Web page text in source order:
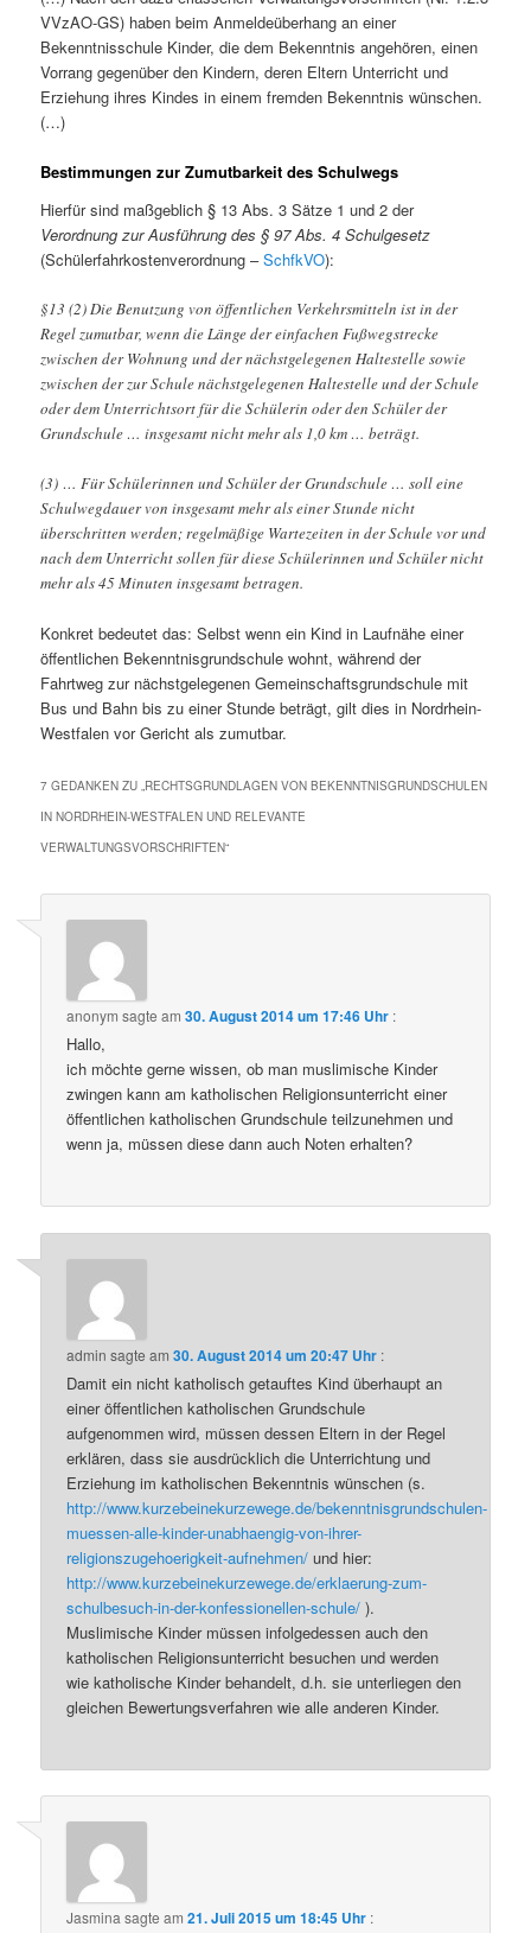
VVzAO-GS) haben beim Anmeldeüberhang an einer
Bekenntnisschule Kinder, die dem Bekenntnis angehören, einen
Vorrang gegenüber den Kindern, deren Eltern Unterricht und
Erziehung ihres Kindes in einem fremden Bekenntnis wünschen.
(…)
Bestimmungen zur Zumutbarkeit des Schulwegs
Hierfür sind maßgeblich § 13 Abs. 3 Sätze 1 und 2 der
Verordnung zur Ausführung des § 97 Abs. 4 Schulgesetz
(Schülerfahrkostenverordnung –SchfkVO):
§13 (2) Die Benutzung von öffentlichen Verkehrsmitteln ist in der
Regel zumutbar, wenn die Länge der einfachen Fußwegstrecke
zwischen der Wohnung und der nächstgelegenen Haltestelle sowie
zwischen der zur Schule nächstgelegenen Haltestelle und der Schule
oder dem Unterrichtsort für die Schülerin oder den Schüler der
Grundschule … insgesamt nicht mehr als 1,0 km … beträgt.
(3) … Für Schülerinnen und Schüler der Grundschule … soll eine
Schulwegdauer von insgesamt mehr als einer Stunde nicht
überschritten werden; regelmäßige Wartezeiten in der Schule vor und
nach dem Unterricht sollen für diese Schülerinnen und Schüler nicht
mehr als 45 Minuten insgesamt betragen.
Konkret bedeutet das: Selbst wenn ein Kind in Laufnähe einer
öffentlichen Bekenntnisgrundschule wohnt, während der
Fahrtweg zur nächstgelegenen Gemeinschaftsgrundschule mit
Bus und Bahn bis zu einer Stunde beträgt, gilt dies in Nordrhein-
Westfalen vor Gericht als zumutbar.
7 GEDANKEN ZU „RECHTSGRUNDLAGEN VON BEKENNTNISGRUNDSCHULEN
IN NORDRHEIN-WESTFALEN UND RELEVANTE
VERWALTUNGSVORSCHRIFTEN“
anonym sagte am30. August 2014 um 17:46 Uhr :
Hallo,
ich möchte gerne wissen, ob man muslimische Kinder
zwingen kann am katholischen Religionsunterricht einer
öffentlichen katholischen Grundschule teilzunehmen und
wenn ja, müssen diese dann auch Noten erhalten?
admin sagte am30. August 2014 um 20:47 Uhr :
Damit ein nicht katholisch getauftes Kind überhaupt an
einer öffentlichen katholischen Grundschule
aufgenommen wird, müssen dessen Eltern in der Regel
erklären, dass sie ausdrücklich die Unterrichtung und
Erziehung im katholischen Bekenntnis wünschen (s.
http://www.kurzebeinekurzewege.de/bekenntnisgrundschulen-
muessen-alle-kinder-unabhaengig-von-ihrer-
religionszugehoerigkeit-aufnehmen/ und hier:
http://www.kurzebeinekurzewege.de/erklaerung-zum-
schulbesuch-in-der-konfessionellen-schule/ ).
Muslimische Kinder müssen infolgedessen auch den
katholischen Religionsunterricht besuchen und werden
wie katholische Kinder behandelt, d.h. sie unterliegen den
gleichen Bewertungsverfahren wie alle anderen Kinder.
Jasmina sagte am21. Juli 2015 um 18:45 Uhr :